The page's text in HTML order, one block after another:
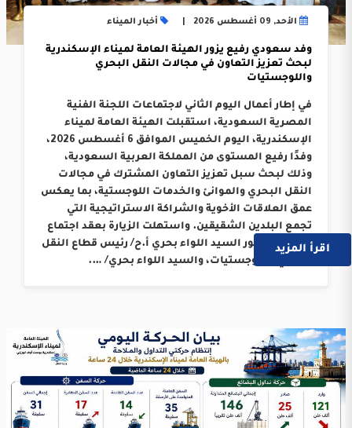
الأحد, 09 أغسطس 2026 أخبار الميناء
وفد سعودي رفيع يزور الهيئة العامة لميناء الإسكندرية
لبحث تعزيز التعاون في مجالات النقل البحري
واللوجستيات
في إطار أعمال اليوم الثاني لاجتماعات اللجنة الفنية
المصرية السعودية، استقبلت الهيئة العامة لميناء
الإسكندرية، اليوم الخميس الموافق 6 أغسطس 2026،
وفدًا رفيع المستوى من المملكة العربية السعودية،
وذلك لبحث سبل تعزيز التعاون المشترك في مجالات
النقل البحري والموانئ والخدمات اللوجستية، بما يعكس
عمق العلاقات الأخوية والشراكة الاستراتيجية التي
تجمع البلدين الشقيقين. واستهلت الزيارة بعقد اجتماع
موسع بحضور السيد اللواء بحري أ.ح/ رئيس قطاع النقل
البحري واللوجستيات، والسيد اللواء بحري/ ….
اقرأ المزيد